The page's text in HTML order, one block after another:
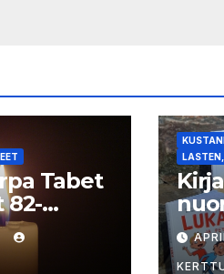
Tabet
82-